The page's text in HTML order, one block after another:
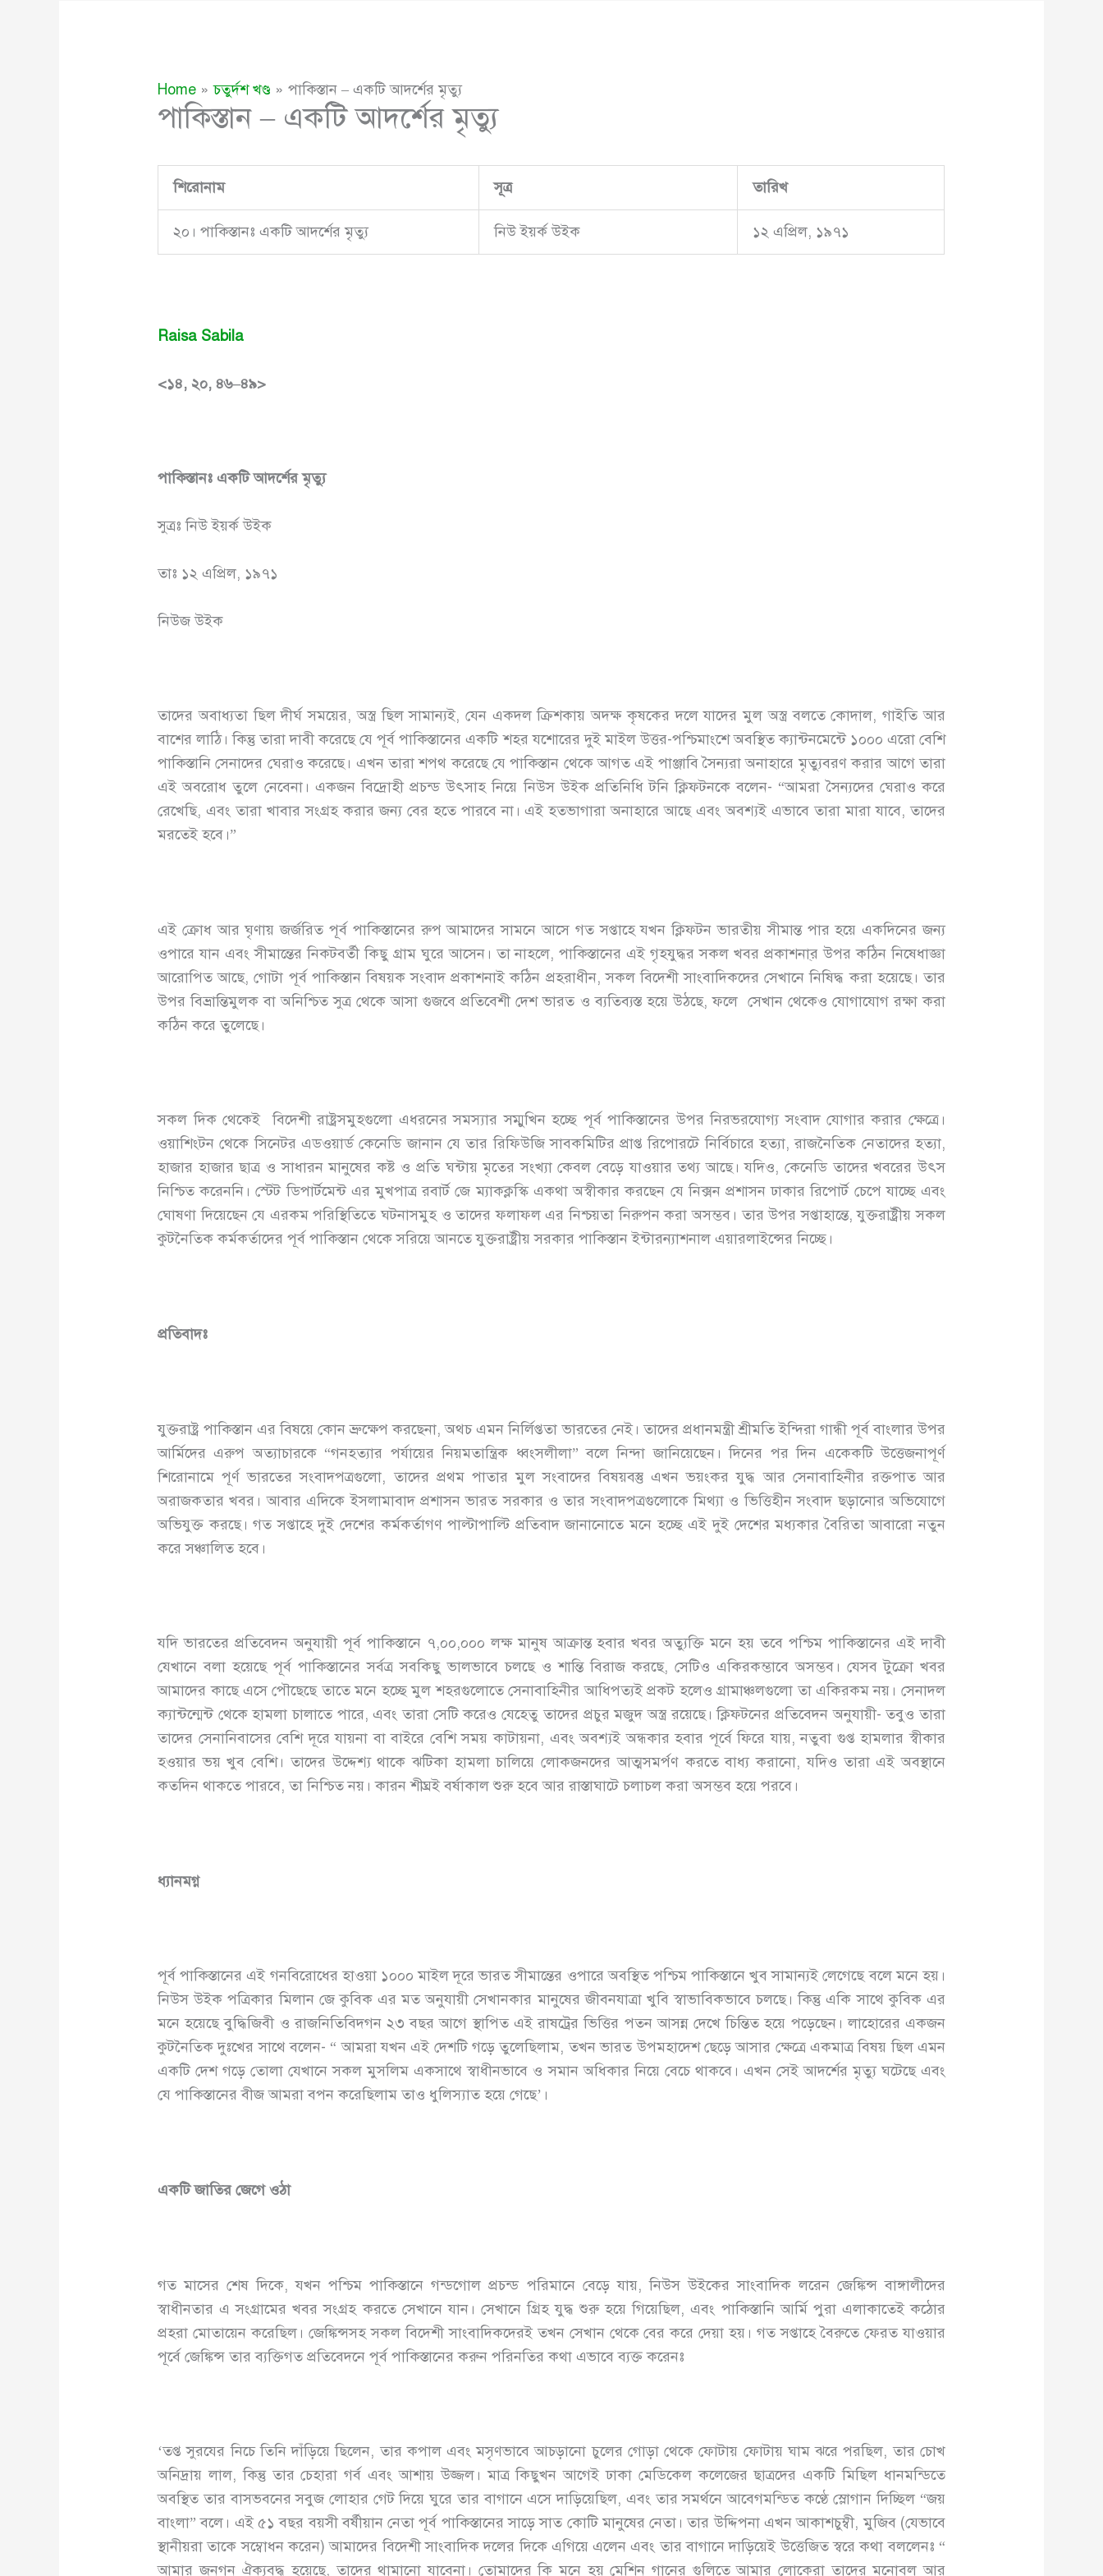
Home চতুর্দশ খণ্ড পাকিস্তান – একটি আদর্শের মৃত্যু
পাকিস্তান – একটি আদর্শের মৃত্যু
শিরোনাম সূত্র তারিখ
২০। পাকিস্তানঃ একটি আদর্শের মৃত্যু নিউ ইয়র্ক উইক ১২ এপ্রিল, ১৯৭১
Raisa Sabila
<১৪, ২০, ৪৬–৪৯>
পাকিস্তানঃ একটি আদর্শের মৃত্যু
সুত্রঃ নিউ ইয়র্ক উইক
তাঃ ১২ এপ্রিল, ১৯৭১
নিউজ উইক
তাদের অবাধ্যতা ছিল দীর্ঘ সময়ের, অস্ত্র ছিল সামান্যই, যেন একদল ক্রিশকায় অদক্ষ কৃষকের দলে যাদের মুল অস্ত্র বলতে কোদাল, গাইতি আর
বাশের লাঠি। কিন্তু তারা দাবী করেছে যে পূর্ব পাকিস্তানের একটি শহর যশোরের দুই মাইল উত্তর-পশ্চিমাংশে অবস্থিত ক্যান্টনমেন্টে ১০০০ এরো বেশি
পাকিস্তানি সেনাদের ঘেরাও করেছে। এখন তারা শপথ করেছে যে পাকিস্তান থেকে আগত এই পাঞ্জাবি সৈন্যরা অনাহারে মৃত্যুবরণ করার আগে তারা
এই অবরোধ তুলে নেবেনা। একজন বিদ্রোহী প্রচন্ড উৎসাহ নিয়ে নিউস উইক প্রতিনিধি টনি ক্লিফটনকে বলেন- “আমরা সৈন্যদের ঘেরাও করে
রেখেছি, এবং তারা খাবার সংগ্রহ করার জন্য বের হতে পারবে না। এই হতভাগারা অনাহারে আছে এবং অবশ্যই এভাবে তারা মারা যাবে, তাদের
মরতেই হবে।”
এই ক্রোধ আর ঘৃণায় জর্জরিত পূর্ব পাকিস্তানের রুপ আমাদের সামনে আসে গত সপ্তাহে যখন ক্লিফটন ভারতীয় সীমান্ত পার হয়ে একদিনের জন্য
ওপারে যান এবং সীমান্তের নিকটবর্তী কিছু গ্রাম ঘুরে আসেন। তা নাহলে, পাকিস্তানের এই গৃহযুদ্ধর সকল খবর প্রকাশনা্র উপর কঠিন নিষেধাজ্ঞা
আরোপিত আছে, গোটা পূর্ব পাকিস্তান বিষয়ক সংবাদ প্রকাশনাই কঠিন প্রহরাধীন, সকল বিদেশী সাংবাদিকদের সেখানে নিষিদ্ধ করা হয়েছে। তার
উপর বিভ্রান্তিমুলক বা অনিশ্চিত সুত্র থেকে আসা গুজবে প্রতিবেশী দেশ ভারত ও ব্যতিব্যস্ত হয়ে উঠছে, ফলে সেখান থেকেও যোগাযোগ রক্ষা করা
কঠিন করে তুলেছে।
সকল দিক থেকেই বিদেশী রাষ্ট্রসমুহগুলো এধরনের সমস্যার সম্মুখিন হচ্ছে পূর্ব পাকিস্তানের উপর নিরভরযোগ্য সংবাদ যোগার করার ক্ষেত্রে।
ওয়াশিংটন থেকে সিনেটর এডওয়ার্ড কেনেডি জানান যে তার রিফিউজি সাবকমিটির প্রাপ্ত রিপোরটে নির্বিচারে হত্যা, রাজনৈতিক নেতাদের হত্যা,
হাজার হাজার ছাত্র ও সাধারন মানুষের কষ্ট ও প্রতি ঘন্টায় মৃতের সংখ্যা কেবল বেড়ে যাওয়ার তথ্য আছে। যদিও, কেনেডি তাদের খবরের উৎস
নিশ্চিত করেননি। স্টেট ডিপার্টমেন্ট এর মুখপাত্র রবার্ট জে ম্যাকক্লস্কি একথা অস্বীকার করছেন যে নিক্সন প্রশাসন ঢাকার রিপোর্ট চেপে যাচ্ছে এবং
ঘোষণা দিয়েছেন যে এরকম পরিস্থিতিতে ঘটনাসমুহ ও তাদের ফলাফল এর নিশ্চয়তা নিরুপন করা অসম্ভব। তার উপর সপ্তাহান্তে, যুক্তরাষ্ট্রীয় সকল
কুটনৈতিক কর্মকর্তাদের পূর্ব পাকিস্তান থেকে সরিয়ে আনতে যুক্তরাষ্ট্রীয় সরকার পাকিস্তান ইন্টারন্যাশনাল এয়ারলাইন্সের নিচ্ছে।
প্রতিবাদঃ
যুক্তরাষ্ট্র পাকিস্তান এর বিষয়ে কোন ভ্রুক্ষেপ করছেনা, অথচ এমন নির্লিপ্ততা ভারতের নেই। তাদের প্রধানমন্ত্রী শ্রীমতি ইন্দিরা গান্ধী পূর্ব বাংলার উপর
আর্মিদের এরুপ অত্যাচারকে “গনহত্যার পর্যায়ের নিয়মতান্ত্রিক ধ্বংসলীলা” বলে নিন্দা জানিয়েছেন। দিনের পর দিন একেকটি উত্তেজনাপূর্ণ
শিরোনামে পূর্ণ ভারতের সংবাদপত্রগুলো, তাদের প্রথম পাতার মুল সংবাদের বিষয়বস্তু এখন ভয়ংকর যুদ্ধ আর সেনাবাহিনীর রক্তপাত আর
অরাজকতার খবর। আবার এদিকে ইসলামাবাদ প্রশাসন ভারত সরকার ও তার সংবাদপত্রগুলোকে মিথ্যা ও ভিত্তিহীন সংবাদ ছড়ানোর অভিযোগে
অভিযুক্ত করছে। গত সপ্তাহে দুই দেশের কর্মকর্তাগণ পাল্টাপাল্টি প্রতিবাদ জানানোতে মনে হচ্ছে এই দুই দেশের মধ্যকার বৈরিতা আবারো নতুন
করে সঞ্চালিত হবে।
যদি ভারতের প্রতিবেদন অনুযায়ী পূর্ব পাকিস্তানে ৭,০০,০০০ লক্ষ মানুষ আক্রান্ত হবার খবর অত্যুক্তি মনে হয় তবে পশ্চিম পাকিস্তানের এই দাবী
যেখানে বলা হয়েছে পূর্ব পাকিস্তানের সর্বত্র সবকিছু ভালভাবে চলছে ও শান্তি বিরাজ করছে, সেটিও একিরকম্ভাবে অসম্ভব। যেসব টুক্রো খবর
আমাদের কাছে এসে পৌছেছে তাতে মনে হচ্ছে মুল শহরগুলোতে সেনাবাহিনীর আধিপত্যই প্রকট হলেও গ্রামাঞ্চলগুলো তা একিরকম নয়। সেনাদল
ক্যান্টন্মেন্ট থেকে হামলা চালাতে পারে, এবং তারা সেটি করেও যেহেতু তাদের প্রচুর মজুদ অস্ত্র রয়েছে। ক্লিফটনের প্রতিবেদন অনুযায়ী- তবুও তারা
তাদের সেনানিবাসের বেশি দূরে যায়না বা বাইরে বেশি সময় কাটায়না, এবং অবশ্যই অন্ধকার হবার পূর্বে ফিরে যায়, নতুবা গুপ্ত হামলার স্বীকার
হওয়ার ভয় খুব বেশি। তাদের উদ্দেশ্য থাকে ঝটিকা হামলা চালিয়ে লোকজনদের আত্মসমর্পণ করতে বাধ্য করানো, যদিও তারা এই অবস্থানে
কতদিন থাকতে পারবে, তা নিশ্চিত নয়। কারন শীঘ্রই বর্ষাকাল শুরু হবে আর রাস্তাঘাটে চলাচল করা অসম্ভব হয়ে পরবে।
ধ্যানমগ্ন
পূর্ব পাকিস্তানের এই গনবিরোধের হাওয়া ১০০০ মাইল দূরে ভারত সীমান্তের ওপারে অবস্থিত পশ্চিম পাকিস্তানে খুব সামান্যই লেগেছে বলে মনে হয়।
নিউস উইক পত্রিকার মিলান জে কুবিক এর মত অনুযায়ী সেখানকার মানুষের জীবনযাত্রা খুবি স্বাভাবিকভাবে চলছে। কিন্তু একি সাথে কুবিক এর
মনে হয়েছে বুদ্ধিজিবী ও রাজনিতিবিদগন ২৩ বছর আগে স্থাপিত এই রাষট্রের ভিত্তির পতন আসন্ন দেখে চিন্তিত হয়ে পড়েছেন। লাহোরের একজন
কুটনৈতিক দুঃখের সাথে বলেন- “ আমরা যখন এই দেশটি গড়ে তুলেছিলাম, তখন ভারত উপমহাদেশ ছেড়ে আসার ক্ষেত্রে একমাত্র বিষয় ছিল এমন
একটি দেশ গড়ে তোলা যেখানে সকল মুসলিম একসাথে স্বাধীনভাবে ও সমান অধিকার নিয়ে বেচে থাকবে। এখন সেই আদর্শের মৃত্যু ঘটেছে এবং
যে পাকিস্তানের বীজ আমরা বপন করেছিলাম তাও ধুলিস্যাত হয়ে গেছে’।
একটি জাতির জেগে ওঠা
গত মাসের শেষ দিকে, যখন পশ্চিম পাকিস্তানে গন্ডগোল প্রচন্ড পরিমানে বেড়ে যায়, নিউস উইকের সাংবাদিক লরেন জেঙ্কিন্স বাঙ্গালীদের
স্বাধীনতার এ সংগ্রামের খবর সংগ্রহ করতে সেখানে যান। সেখানে গ্রিহ যুদ্ধ শুরু হয়ে গিয়েছিল, এবং পাকিস্তানি আর্মি পুরা এলাকাতেই কঠোর
প্রহরা মোতায়েন করেছিল। জেঙ্কিন্সসহ সকল বিদেশী সাংবাদিকদেরই তখন সেখান থেকে বের করে দেয়া হয়। গত সপ্তাহে বৈরুতে ফেরত যাওয়ার
পূর্বে জেঙ্কিন্স তার ব্যক্তিগত প্রতিবেদনে পূর্ব পাকিস্তানের করুন পরিনতির কথা এভাবে ব্যক্ত করেনঃ
‘তপ্ত সুরযের নিচে তিনি দাঁড়িয়ে ছিলেন, তার কপাল এবং মসৃণভাবে আচড়ানো চুলের গোড়া থেকে ফোটায় ফোটায় ঘাম ঝরে পরছিল, তার চোখ
অনিদ্রায় লাল, কিন্তু তার চেহারা গর্ব এবং আশায় উজ্জল। মাত্র কিছুখন আগেই ঢাকা মেডিকেল কলেজের ছাত্রদের একটি মিছিল ধানমন্ডিতে
অবস্থিত তার বাসভবনের সবুজ লোহার গেট দিয়ে ঘুরে তার বাগানে এসে দাড়িয়েছিল, এবং তার সমর্থনে আবেগমন্ডিত কণ্ঠে স্লোগান দিচ্ছিল “জয়
বাংলা” বলে। এই ৫১ বছর বয়সী বর্ষীয়ান নেতা পূর্ব পাকিস্তানের সাড়ে সাত কোটি মানুষের নেতা। তার উদ্দিপনা এখন আকাশচুম্বী, মুজিব (যেভাবে
স্থানীয়রা তাকে সম্বোধন করেন) আমাদের বিদেশী সাংবাদিক দলের দিকে এগিয়ে এলেন এবং তার বাগানে দাড়িয়েই উত্তেজিত স্বরে কথা বললেনঃ “
আমার জনগন ঐক্যবদ্ধ হয়েছে, তাদের থামানো যাবেনা। তোমাদের কি মনে হয় মেশিন গানের গুলিতে আমার লোকেরা তাদের মনোবল আর